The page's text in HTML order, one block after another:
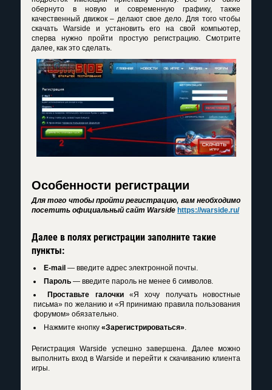
обернуто в новую и современную графику, также
качественный движок – делают свое дело. Для того чтобы
скачать Warside и установить его на свой компьютер,
сперва нужно пройти простую регистрацию. Смотрите
далее, как это сделать.
Особенности регистрации
Для того чтобы пройти регистрацию, вам необходимо
посетить официальный сайт Warside https://warside.ru/
Далее в полях регистрации заполните такие
пункты:
E-mail — введите адрес электронной почты.
Пароль — введите пароль не менее 6 символов.
Проставьте галочки«Я хочу получать новостные
письма» по желанию и «Я принимаю правила пользования
форумом» обязательно.
Нажмите кнопку «Зарегистрироваться»
Регистрация Warside успешно завершена. Далее можно
выполнить вход в Warside и перейти к скачиванию клиента
игры.